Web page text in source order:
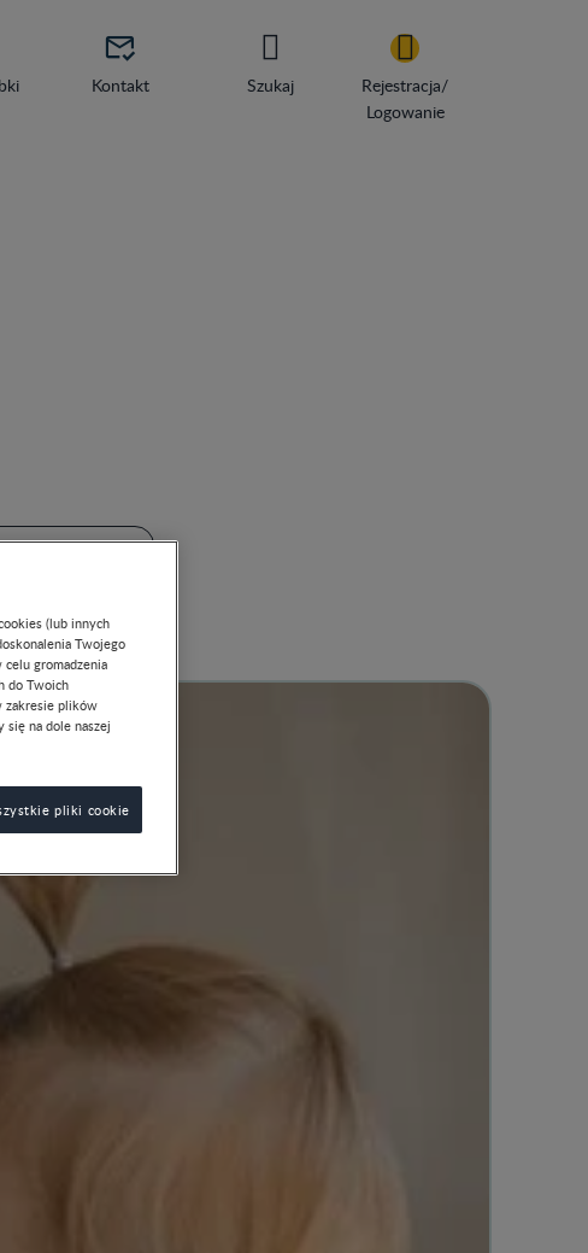

Kontakt Szukaj
Rejestracja/
Logowanie
(lub innych
Twojego
gromadzenia
do Twoich
zakresie plików
na dole naszej
pliki cookie